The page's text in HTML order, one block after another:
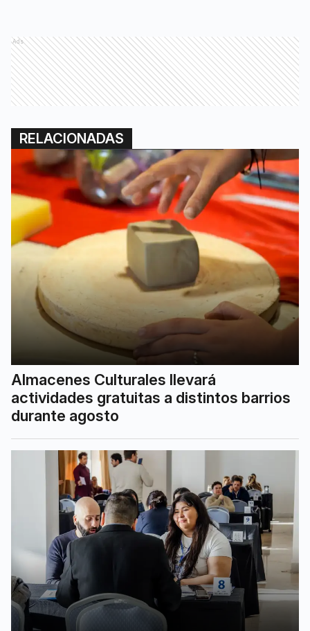
Ads
RELACIONADAS
Almacenes Culturales llevará
actividades gratuitas a distintos barrios
durante agosto